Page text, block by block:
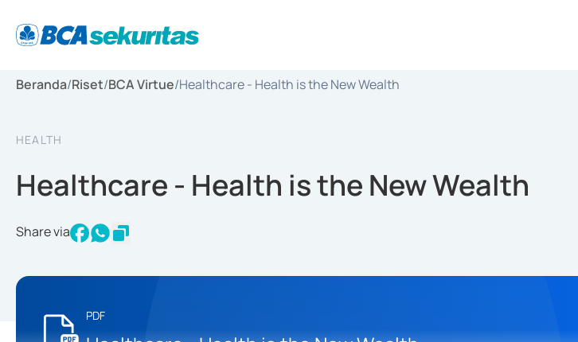
Beranda/Riset/BCA Virtue/Healthcare - Health is the New Wealth
HEALTH
Healthcare - Health is the New Wealth
Share via
PDF